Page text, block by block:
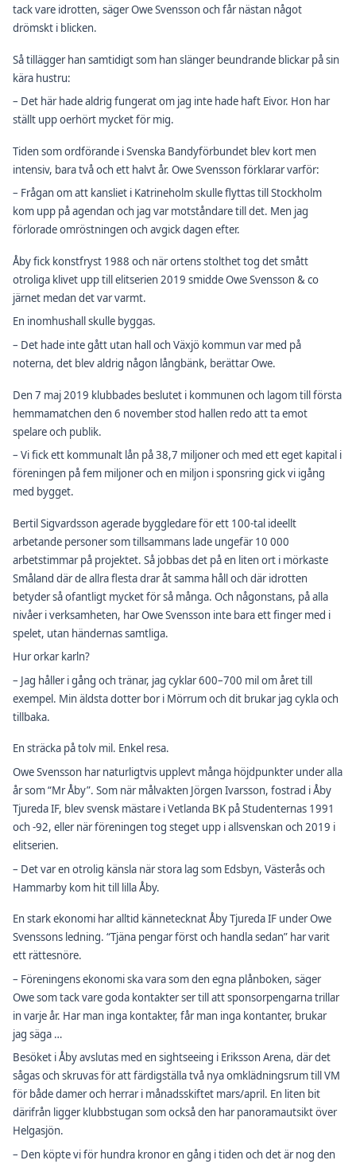
tack vare idrotten, säger Owe Svensson och får nästan något
drömskt i blicken.
Så tillägger han samtidigt som han slänger beundrande blickar på sin
kära hustru:
– Det här hade aldrig fungerat om jag inte hade haft Eivor. Hon har
ställt upp oerhört mycket för mig.
Tiden som ordförande i Svenska Bandyförbundet blev kort men
intensiv, bara två och ett halvt år. Owe Svensson förklarar varför:
– Frågan om att kansliet i Katrineholm skulle flyttas till Stockholm
kom upp på agendan och jag var motståndare till det. Men jag
förlorade omröstningen och avgick dagen efter.
Åby fick konstfryst 1988 och när ortens stolthet tog det smått
otroliga klivet upp till elitserien 2019 smidde Owe Svensson & co
järnet medan det var varmt.
En inomhushall skulle byggas.
– Det hade inte gått utan hall och Växjö kommun var med på
noterna, det blev aldrig någon långbänk, berättar Owe.
Den 7 maj 2019 klubbades beslutet i kommunen och lagom till första
hemmamatchen den 6 november stod hallen redo att ta emot
spelare och publik.
– Vi fick ett kommunalt lån på 38,7 miljoner och med ett eget kapital i
föreningen på fem miljoner och en miljon i sponsring gick vi igång
med bygget.
Bertil Sigvardsson agerade byggledare för ett 100-tal ideellt
arbetande personer som tillsammans lade ungefär 10 000
arbetstimmar på projektet. Så jobbas det på en liten ort i mörkaste
Småland där de allra flesta drar åt samma håll och där idrotten
betyder så ofantligt mycket för så många. Och någonstans, på alla
nivåer i verksamheten, har Owe Svensson inte bara ett finger med i
spelet, utan händernas samtliga.
Hur orkar karln?
– Jag håller i gång och tränar, jag cyklar 600–700 mil om året till
exempel. Min äldsta dotter bor i Mörrum och dit brukar jag cykla och
tillbaka.
En sträcka på tolv mil. Enkel resa.
Owe Svensson har naturligtvis upplevt många höjdpunkter under alla
år som “Mr Åby”. Som när målvakten Jörgen Ivarsson, fostrad i Åby
Tjureda IF, blev svensk mästare i Vetlanda BK på Studenternas 1991
och -92, eller när föreningen tog steget upp i allsvenskan och 2019 i
elitserien.
– Det var en otrolig känsla när stora lag som Edsbyn, Västerås och
Hammarby kom hit till lilla Åby.
En stark ekonomi har alltid kännetecknat Åby Tjureda IF under Owe
Svenssons ledning. “Tjäna pengar först och handla sedan” har varit
ett rättesnöre.
– Föreningens ekonomi ska vara som den egna plånboken, säger
Owe som tack vare goda kontakter ser till att sponsorpengarna trillar
in varje år. Har man inga kontakter, får man inga kontanter, brukar
jag säga …
Besöket i Åby avslutas med en sightseeing i Eriksson Arena, där det
sågas och skruvas för att färdigställa två nya omklädningsrum till VM
för både damer och herrar i månadsskiftet mars/april. En liten bit
därifrån ligger klubbstugan som också den har panoramautsikt över
Helgasjön.
– Den köpte vi för hundra kronor en gång i tiden och det är nog den